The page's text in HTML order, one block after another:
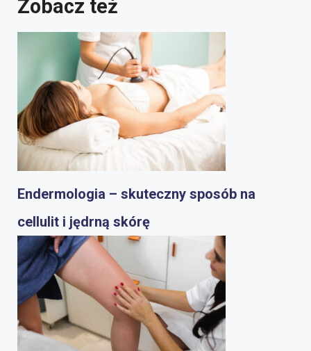
Zobacz też
Endermologia – skuteczny sposób na
cellulit i jędrną skórę